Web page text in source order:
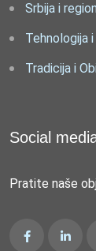
Srbija i region
Tehnologija
Tradicija i
Social
Pratite naše